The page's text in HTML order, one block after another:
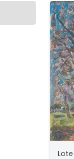
Lote